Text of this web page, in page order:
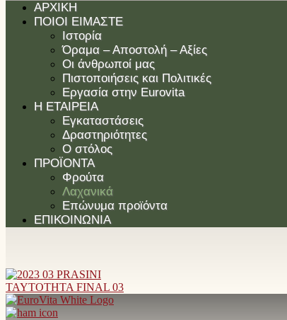
ΑΡΧΙΚΉ
ΠΟΙΟΙ ΕΊΜΑΣΤΕ
Ιστορία
Όραμα – Αποστολή – Αξίες
Οι άνθρωποί μας
Πιστοποιήσεις και Πολιτικές
Εργασία στην Eurovita
Η ΕΤΑΙΡΕΊΑ
Εγκαταστάσεις
Δραστηριότητες
Ο στόλος
ΠΡΟΪΌΝΤΑ
Φρούτα
Λαχανικά
Επώνυμα προϊόντα
ΕΠΙΚΟΙΝΩΝΊΑ